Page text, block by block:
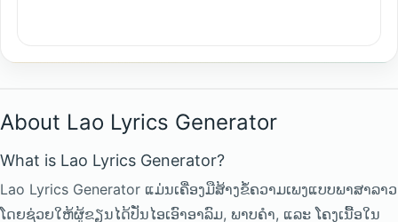
About Lao Lyrics Generator
What is Lao Lyrics Generator?
Lao Lyrics Generator ແມ່ນເຄື່ອງມືສ້າງຂໍ້ຄວາມເພງແບບພາສາລາວ
ໂດຍຊ່ວຍໃຫ້ຜູ້ຂຽນໄດ້ປັ່ນໄອເອົາອາລົມ, ພາບຄຳ, ແລະ ໂຄງເນື້ອໃນ